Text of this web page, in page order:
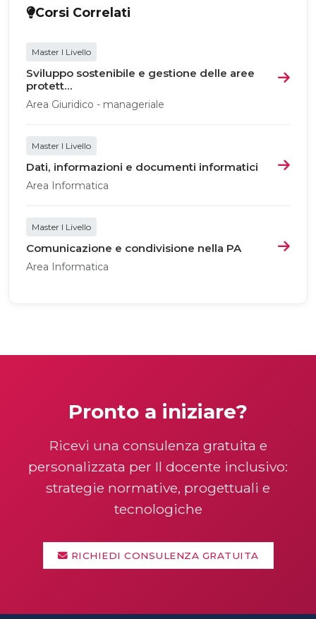
Corsi Correlati
Master I Livello
Sviluppo sostenibile e gestione delle aree
protett...
Area Giuridico - manageriale
Master I Livello
Dati, informazioni e documenti informatici
Area Informatica
Master I Livello
Comunicazione e condivisione nella PA
Area Informatica
Pronto a iniziare?
Ricevi una consulenza gratuita e
personalizzata per Il docente inclusivo:
strategie normative, progettuali e
tecnologiche
RICHIEDI CONSULENZA GRATUITA